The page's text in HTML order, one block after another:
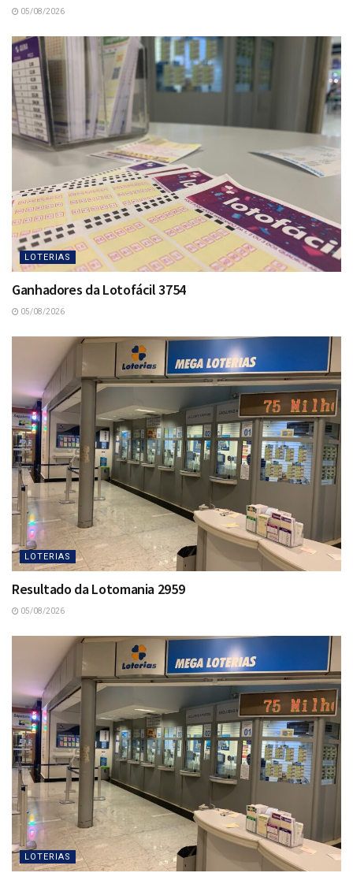
05/08/2026
LOTERIAS
Ganhadores da Lotofácil 3754
05/08/2026
LOTERIAS
Resultado da Lotomania 2959
05/08/2026
LOTERIAS